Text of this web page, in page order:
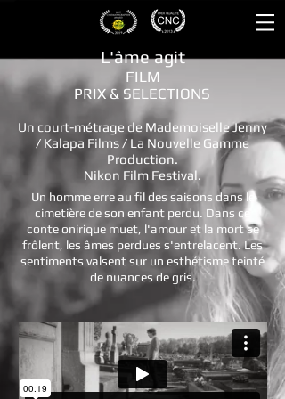
L'âme agit
FILM
PRIX & SELECTIONS
Un court-métrage de Mademoiselle Jenny
/ Kalapa Films / La Nouvelle Gamme
Production.
Nikon Film Festival.
Un homme erre au fil des saisons dans le
cimetière de son enfant perdu. Dans ce
conte onirique muet, l'amour et la mort se
frôlent, les âmes perdues s'entrelacent. Les
sentiments valsent sur un esthétisme teinté
de nuances de gris.